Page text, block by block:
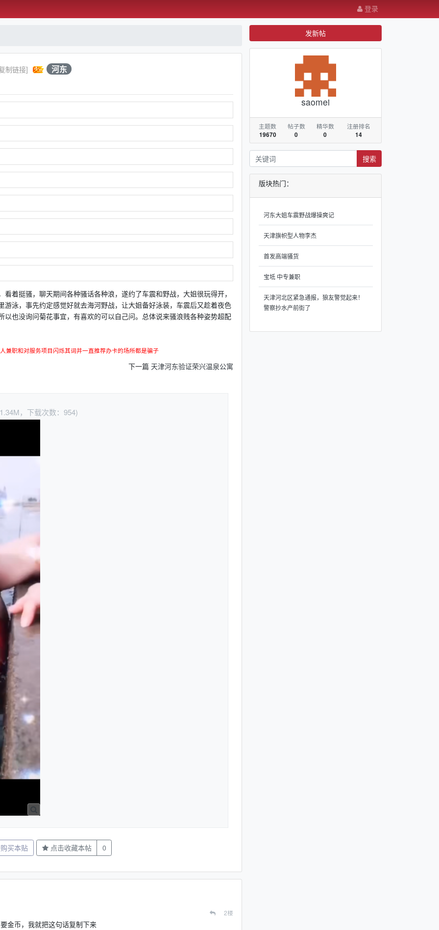
登录
制链接] 河东
着挺骚，聊天期间各种骚话各种浪，遂约了车震和野战，大姐很玩得开，
泳，事先约定感觉好就去海河野战，让大姐备好泳装，车震后又趁着夜色
也没询问菊花事宜，有喜欢的可以自己问。总体说来骚浪贱各种姿势超配
兼职和对服务项目闪烁其词并一直推荐办卡的场所都是骗子
下一篇 天津河东验证荣兴温泉公寓
，下载次数：954)
买本贴 点击收藏本帖 0
2楼
金币，我就把这句话复制下来
发新帖
saomei
主题数
19670
帖子数
0
精华数
0
注册排名
14
搜索
版块热门：
河东大姐车震野战爆操爽记
天津旗帜型人物李杰
首发高端骚货
宝坻 中专兼职
天津河北区紧急通报，狼友警觉起来！
警察抄水产前街了